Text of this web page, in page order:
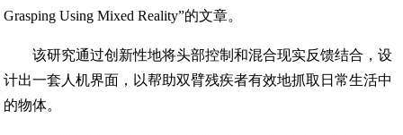
Grasping Using Mixed Reality”的文章。
该研究通过创新性地将头部控制和混合现实反馈结合，设
计出一套人机界面，以帮助双臂残疾者有效地抓取日常生活中
的物体。